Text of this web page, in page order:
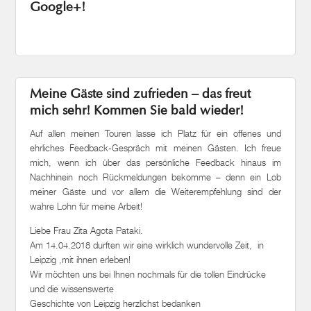
Google+!
Meine Gäste sind zufrieden – das freut
mich sehr! Kommen Sie bald wieder!
Auf allen meinen Touren lasse ich Platz für ein offenes und
ehrliches Feedback-Gespräch mit meinen Gästen. Ich freue
mich, wenn ich über das persönliche Feedback hinaus im
Nachhinein noch Rückmeldungen bekomme – denn ein Lob
meiner Gäste und vor allem die Weiterempfehlung sind der
wahre Lohn für meine Arbeit!
Liebe Frau Zita Agota Pataki.
Am 14.04.2018 durften wir eine wirklich wundervolle Zeit, in
Leipzig ,mit ihnen erleben!
Wir möchten uns bei Ihnen nochmals für die tollen Eindrücke
und die wissenswerte
Geschichte von Leipzig herzlichst bedanken